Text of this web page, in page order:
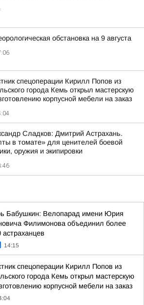
обстановка на 9 августа
спецоперации Кирилл Попов из
города Кемь открыл мастерскую
корпусной мебели на заказ
Сладков: Дмитрий Астрахань.
в томате» для ценителей боевой
оружия и экипировки
Бабушкин: Велопарад имени Юрия
Филимонова объединил более
астраханцев
14:15
спецоперации Кирилл Попов из
города Кемь открыл мастерскую
корпусной мебели на заказ